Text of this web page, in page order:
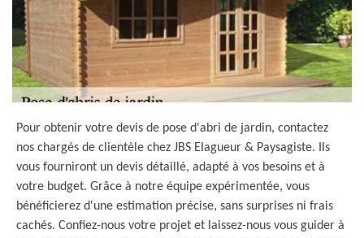
Pour obtenir votre devis de pose d'abri de jardin, contactez
nos chargés de clientèle chez JBS Elagueur & Paysagiste. Ils
vous fourniront un devis détaillé, adapté à vos besoins et à
votre budget. Grâce à notre équipe expérimentée, vous
bénéficierez d'une estimation précise, sans surprises ni frais
cachés. Confiez-nous votre projet et laissez-nous vous guider à